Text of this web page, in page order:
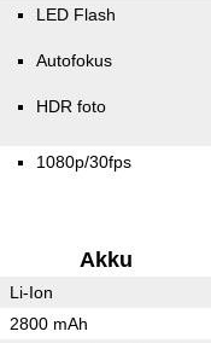
LED Flash
Autofokus
HDR foto
1080p/30fps
Akku
Li-Ion
2800 mAh